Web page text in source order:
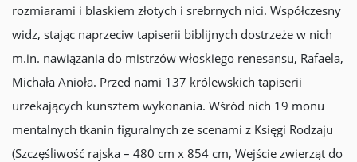
rozmiarami i blaskiem złotych i srebrnych nici. Współczesny
widz, stając naprzeciw tapiserii biblijnych dostrzeże w nich
m.in. nawiązania do mistrzów włoskiego renesansu, Rafaela,
Michała Anioła. Przed nami 137 królewskich tapiserii
urzekających kunsztem wykonania. Wśród nich 19 monu
mentalnych tkanin figuralnych ze scenami z Księgi Rodzaju
(Szczęśliwość rajska – 480 cm x 854 cm, Wejście zwierząt do